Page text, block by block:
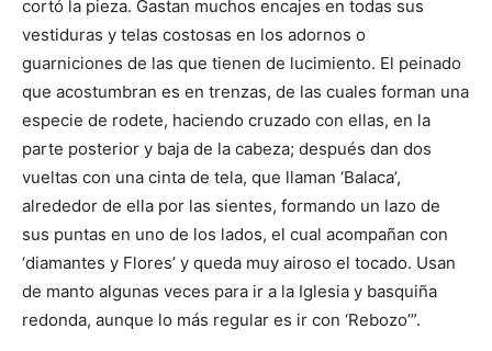
cortó la pieza. Gastan muchos encajes en todas sus
vestiduras y telas costosas en los adornos o
guarniciones de las que tienen de lucimiento. El peinado
que acostumbran es en trenzas, de las cuales forman una
especie de rodete, haciendo cruzado con ellas, en la
parte posterior y baja de la cabeza; después dan dos
vueltas con una cinta de tela, que llaman ‘Balaca’,
alrededor de ella por las sientes, formando un lazo de
sus puntas en uno de los lados, el cual acompañan con
‘diamantes y Flores’ y queda muy airoso el tocado. Usan
de manto algunas veces para ir a la Iglesia y basquiña
redonda, aunque lo más regular es ir con ‘Rebozo’”.